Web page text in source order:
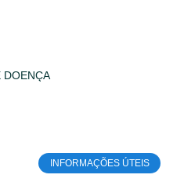
DOENÇA
INFORMAÇÕES ÚTEIS